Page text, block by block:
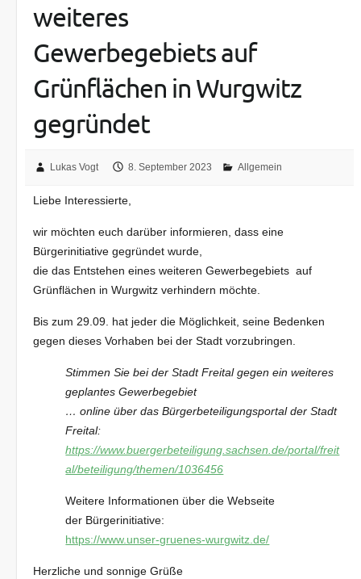
weiteres
Gewerbegebiets auf
Grünflächen in Wurgwitz
gegründet
Lukas Vogt 8. September 2023 Allgemein
Liebe Interessierte,
wir möchten euch darüber informieren, dass eine
Bürgerinitiative gegründet wurde,
die das Entstehen eines weiterenGewerbegebiets auf
Grünflächen in Wurgwitz verhindern möchte.
Bis zum 29.09. hat jeder die Möglichkeit, seine Bedenken
gegen dieses Vorhaben bei der Stadt vorzubringen.
Stimmen Sie bei der Stadt Freital gegen ein weiteres
geplantes Gewerbegebiet
… online über das Bürgerbeteiligungsportal der Stadt
Freital:
https://www.buergerbeteiligung.sachsen.de/portal/freit
al/beteiligung/themen/1036456
Weitere Informationen über die Webseite
der Bürgerinitiative:
https://www.unser-gruenes-wurgwitz.de/
Herzliche und sonnige Grüße